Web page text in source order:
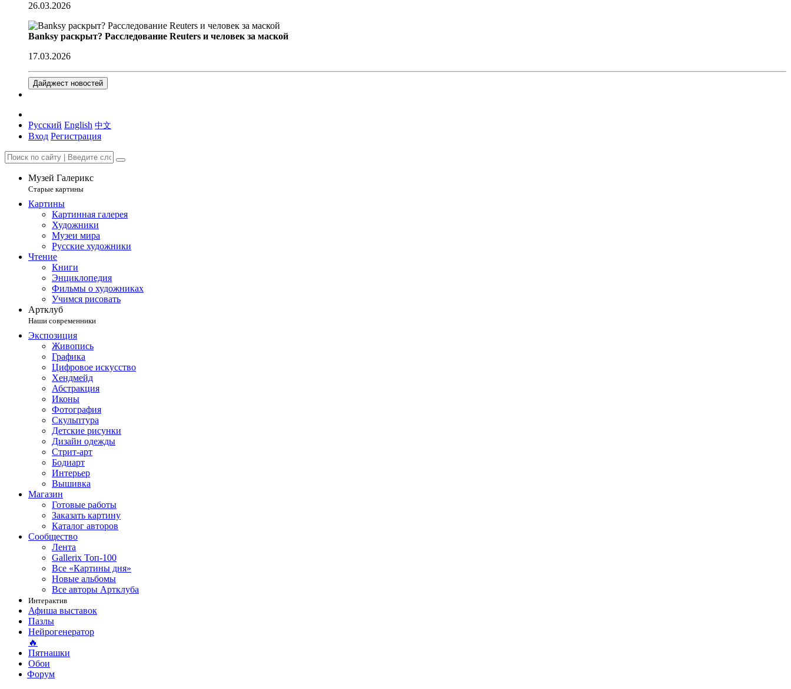
26.03.2026
Banksy раскрыт? Расследование Reuters и человек за маской
17.03.2026
Дайджест новостей
Русский English 中文
Вход Регистрация
Музей Галерикс
Старые картины
Картины
Картинная галерея
Художники
Музеи мира
Русские художники
Чтение
Книги
Энциклопедия
Фильмы о художниках
Учимся рисовать
Артклуб
Наши современники
Экспозиция
Живопись
Графика
Цифровое искусство
Хендмейд
Абстракция
Иконы
Фотография
Скульптура
Детские рисунки
Дизайн одежды
Стрит-арт
Бодиарт
Интерьер
Вышивка
Магазин
Готовые работы
Заказать картину
Каталог авторов
Сообщество
Лента
Gallerix Топ-100
Все «Картины дня»
Новые альбомы
Все авторы Артклуба
Интерактив
Афиша выставок
Пазлы
Нейрогенератор
🔥
Пятнашки
Обои
Форум